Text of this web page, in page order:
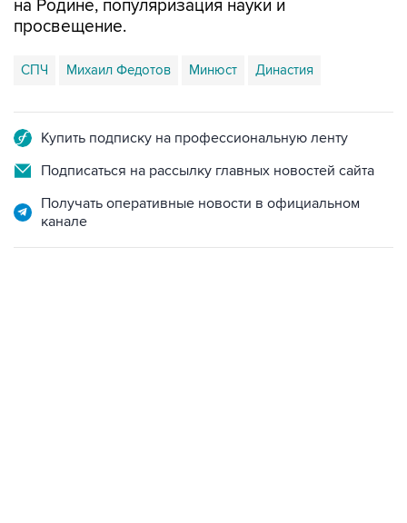
СПЧ Михаил Федотов
Подписаться на рассылку главных новостей сайта
Получать оперативные новости в официальном